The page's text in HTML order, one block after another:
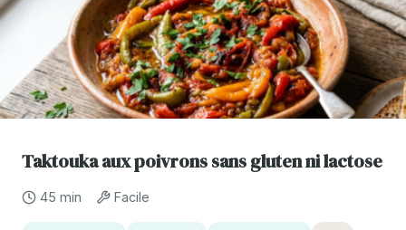
Taktouka aux poivrons sans gluten ni lactose
45 min Facile